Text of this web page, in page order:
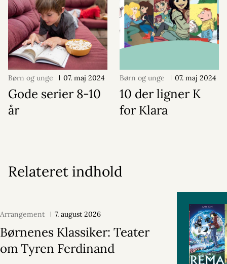
Børn og unge 07. maj 2024
Gode serier 8-10
år
Børn og unge 07. maj 2024
10 der ligner K
for Klara
Relateret indhold
Arrangement 7. august 2026
Børnenes Klassiker: Teater
om Tyren Ferdinand